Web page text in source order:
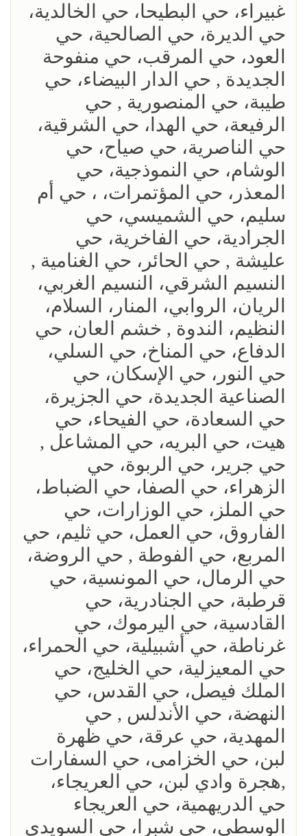
غبيراء، حي البطيحا، حي الخالدية،
حي الديرة، حي الصالحية، حي
العود، حي المرقب، حي منفوحة
الجديدة , حي الدار البيضاء، حي
طيبة، حي المنصورية , حي
الرفيعة، حي الهدا، حي الشرقية،
حي الناصرية، حي صياح، حي
الوشام، حي النموذجية، حي
المعذر، حي المؤتمرات، ، حي أم
سليم، حي الشميسي، حي
الجرادية، حي الفاخرية، حي
عليشة , حي الحائر، حي الغنامية ,
النسيم الشرقي، النسيم الغربي،
الريان، الروابي، المنار، السلام،
النظيم، الندوة , خشم العان، حي
الدفاع، حي المناخ، حي السلي،
حي النور، حي الإسكان، حي
الصناعية الجديدة، حي الجزيرة،
حي السعادة، حي الفيحاء، حي
هيت، حي البريه، حي المشاعل ,
حي جرير، حي الربوة، حي
الزهراء، حي الصفا، حي الضباط،
حي الملز، حي الوزارات، حي
الفاروق، حي العمل، حي ثليم، حي
المربع، حي الفوطة , حي الروضة،
حي الرمال، حي المونسية، حي
قرطبة، حي الجنادرية، حي
القادسية، حي اليرموك، حي
غرناطة، حي أشبيلية، حي الحمراء،
حي المعيزلية، حي الخليج، حي
الملك فيصل، حي القدس، حي
النهضة، حي الأندلس , حي
المهدية، حي عرقة، حي ظهرة
لبن، حي الخزامى، حي السفارات
,هجرة وادي لبن، حي العريجاء،
حي الدريهمية، حي العريجاء
الوسطى، حي شبرا، حي السويدي